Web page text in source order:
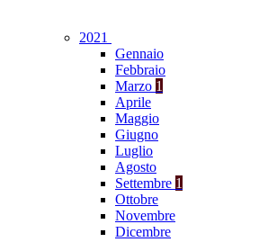
2021
Gennaio
Febbraio
Marzo 1
Aprile
Maggio
Giugno
Luglio
Agosto
Settembre 1
Ottobre
Novembre
Dicembre